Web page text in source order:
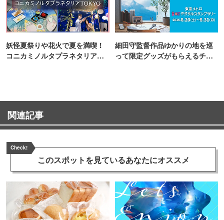
妖怪夏祭りや花火で夏を満喫！
コニカミノルタプラネタリア
細田守監督作品ゆかりの地を巡
って限定グッズがもらえるチャ
関連記事
Check!
このスポットを見ているあなたにオススメ